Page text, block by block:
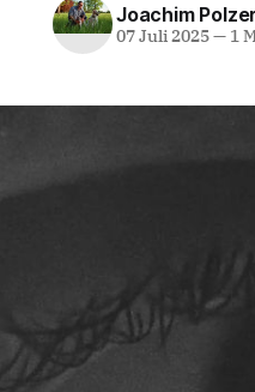
Joachim Polzer
07 Juli 2025—1